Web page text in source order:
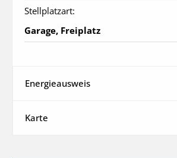
Stellplatzart:
Garage, Freiplatz
Energieausweis
Karte